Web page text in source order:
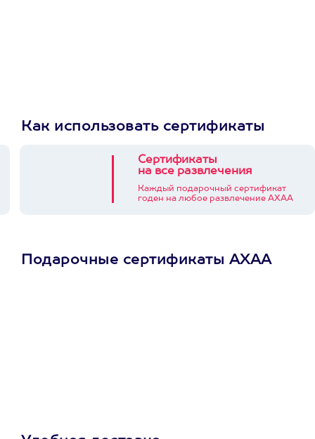
Как использовать сертификаты
Сертификаты
на все развлечения
Каждый подарочный сертификат
годен на любое развлечение АХАА
Подарочные сертификаты АХАА